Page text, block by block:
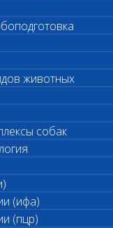
животных
собак
(ифа)
(пцр)